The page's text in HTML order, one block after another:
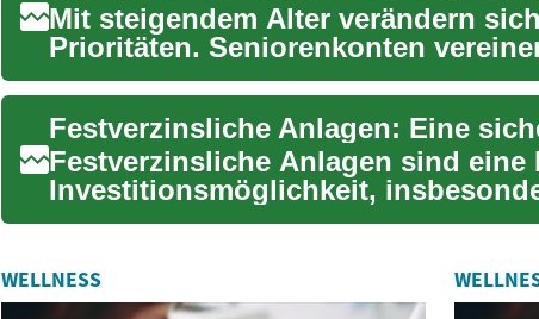
Mit steigendem Alter verändern
Prioritäten. Seniorenkonten
Bankfunktionen mit sp...
Festverzinsliche Anlagen sind eine
Investitionsmöglichkeit,
nach stabilen und ...
WELLNESS